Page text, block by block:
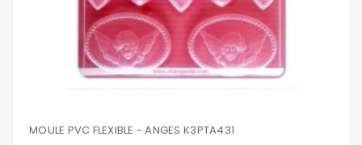
MOULE PVC FLEXIBLE - ANGES K3PTA431